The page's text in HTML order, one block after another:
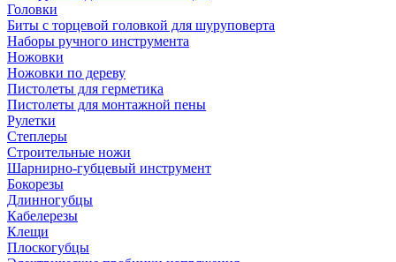
Головки
Биты с торцевой головкой для шуруповерта
Наборы ручного инструмента
Ножовки
Ножовки по дереву
Пистолеты для герметика
Пистолеты для монтажной пены
Рулетки
Степлеры
Строительные ножи
Шарнирно-губцевый инструмент
Бокорезы
Длинногубцы
Кабелерезы
Клещи
Плоскогубцы